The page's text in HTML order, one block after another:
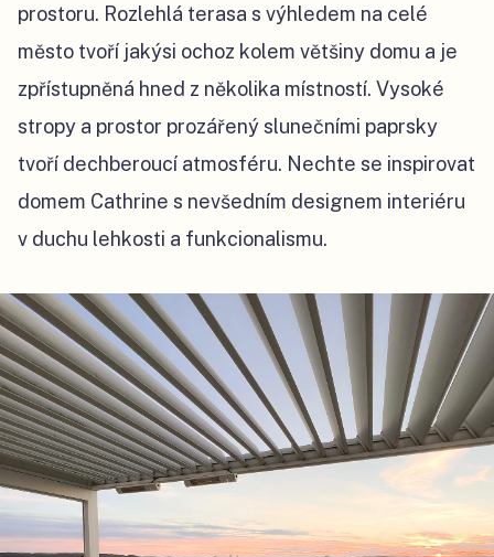
prostoru. Rozlehlá terasa s výhledem na celé
město tvoří jakýsi ochoz kolem většiny domu a je
zpřístupněná hned z několika místností. Vysoké
stropy a prostor prozářený slunečními paprsky
tvoří dechberoucí atmosféru. Nechte se inspirovat
domem Cathrine s nevšedním designem interiéru
v duchu lehkosti a funkcionalismu.